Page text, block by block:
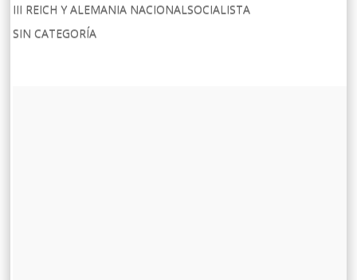
III REICH Y ALEMANIA NACIONALSOCIALISTA
SIN CATEGORÍA